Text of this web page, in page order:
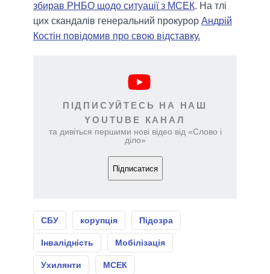
збирав РНБО щодо ситуації з МСЕК. На тлі
цих скандалів генеральний прокурор Андрій
Костін повідомив про свою відставку.
ПІДПИСУЙТЕСЬ НА НАШ
YOUTUBE КАНАЛ
та дивіться першими нові відео від «Слово і
діло»
Підписатися
СБУ корупція Підозра
Інвалідність Мобілізація
Ухилянти МСЕК